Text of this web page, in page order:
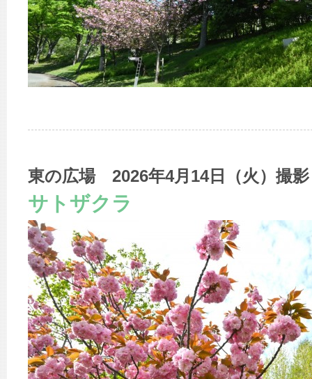
東の広場 2026年4月14日（火）撮影
サトザクラ